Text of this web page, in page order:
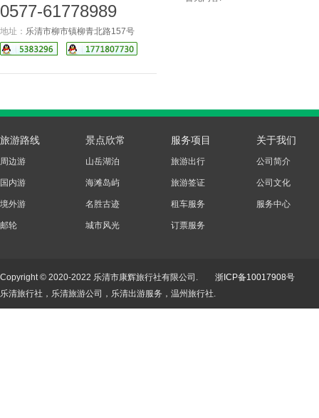
0577-61778989
地址： 乐清市柳市镇柳青北路157号
旅游路线
周边游
国内游
境外游
邮轮
景点欣常
山岳湖泊
海滩岛屿
名胜古迹
城市风光
服务项目
旅游出行
旅游签证
租车服务
订票服务
关于我们
公司简介
公司文化
服务中心
Copyright © 2020-2022 乐清市康辉旅行社有限公司. 浙ICP备10017908号
乐清旅行社，乐清旅游公司，乐清出游服务，温州旅行社.